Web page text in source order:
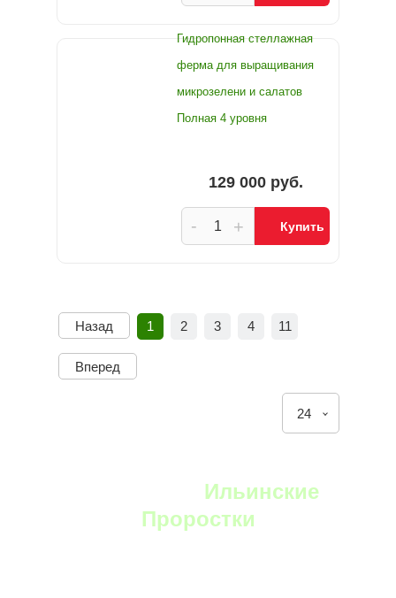
Гидропонная стеллажная
ферма для выращивания
микрозелени и салатов
Полная 4 уровня
129 000 руб.
+
- Купить
Назад 1 2 3 4 11
Вперед
24
Ильинские
Проростки